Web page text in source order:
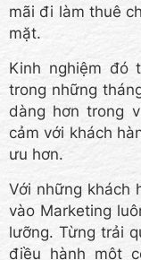
mãi đi làm thuê
mặt.
Kinh nghiệm đó
trong những
dàng hơn trong
cảm với khách
ưu hơn.
Với những khách
vào Marketing
lưỡng. Từng trải
điều hành một